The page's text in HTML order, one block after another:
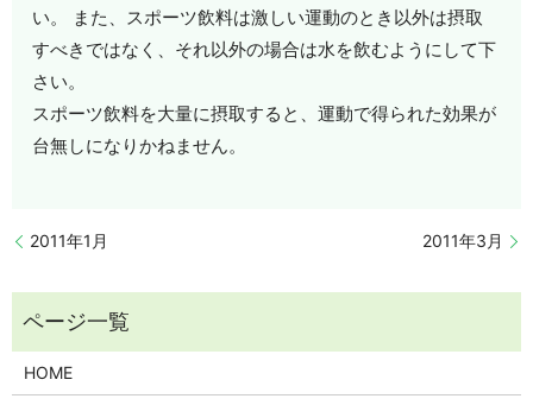
い。 また、スポーツ飲料は激しい運動のとき以外は摂取
すべきではなく、それ以外の場合は水を飲むようにして下
さい。
スポーツ飲料を大量に摂取すると、運動で得られた効果が
台無しになりかねません。
2011年1月 2011年3月
HOME